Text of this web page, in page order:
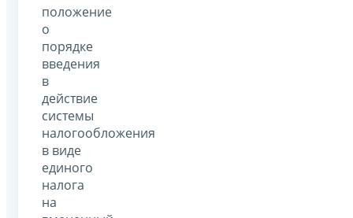
положение
о
порядке
введения
в
действие
системы
налогообложения
в виде
единого
налога
на